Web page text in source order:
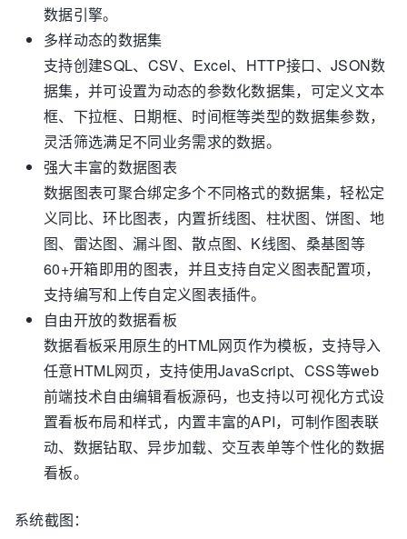
数据引擎。
多样动态的数据集
支持创建SQL、CSV、Excel、HTTP接口、JSON数
据集，并可设置为动态的参数化数据集，可定义文本
框、下拉框、日期框、时间框等类型的数据集参数，
灵活筛选满足不同业务需求的数据。
强大丰富的数据图表
数据图表可聚合绑定多个不同格式的数据集，轻松定
义同比、环比图表，内置折线图、柱状图、饼图、地
图、雷达图、漏斗图、散点图、K线图、桑基图等
60+开箱即用的图表，并且支持自定义图表配置项，
支持编写和上传自定义图表插件。
自由开放的数据看板
数据看板采用原生的HTML网页作为模板，支持导入
任意HTML网页，支持使用JavaScript、CSS等web
前端技术自由编辑看板源码，也支持以可视化方式设
置看板布局和样式，内置丰富的API，可制作图表联
动、数据钻取、异步加载、交互表单等个性化的数据
看板。
系统截图：